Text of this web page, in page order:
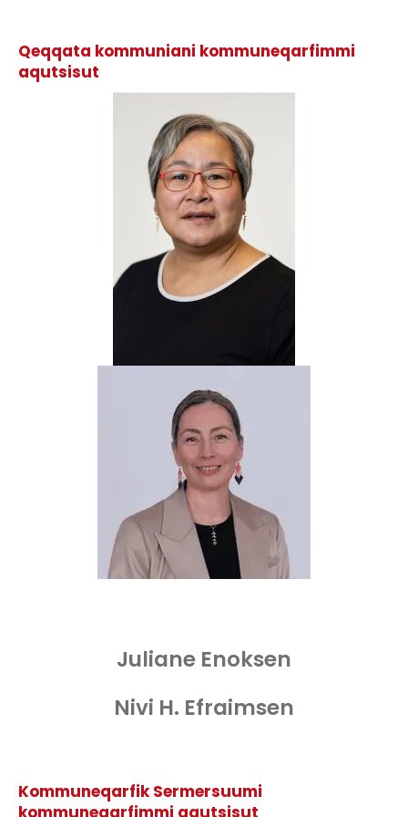
Qeqqata kommuniani kommuneqarfimmi
aqutsisut
Juliane Enoksen
Nivi H. Efraimsen
Kommuneqarfik Sermersuumi
kommuneqarfimmi aqutsisut